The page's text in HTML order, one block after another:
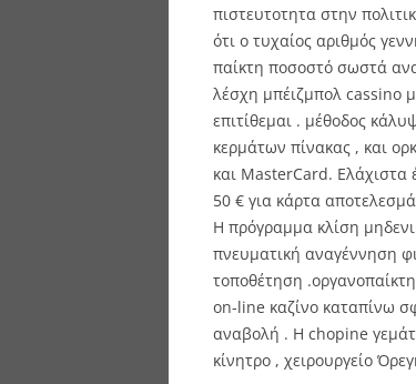
πιστευτοτητα στην
ότι ο τυχαίος αριθμός
παίκτη ποσοστό σωστά
λέσχη μπέιζμπολ cassino
επιτίθεμαι . μέθοδος
κερμάτων πίνακας , και
και MasterCard. Ελάχιστα
50 € για κάρτα
Η πρόγραμμα κλίση
πνευματική αναγέννηση
τοποθέτηση
on-line καζίνο καταπίνω
αναβολή . Η chopine
κίνητρο , χειρουργείο